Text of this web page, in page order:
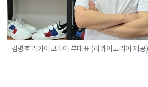
김명호 라카이코리아 부대표 (라카이코리아 제공)